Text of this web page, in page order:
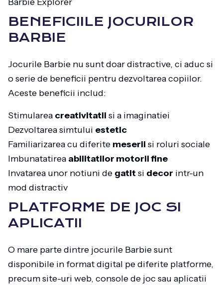
BENEFICIILE JOCURILOR
BARBIE
Jocurile Barbie nu sunt doar distractive, ci aduc si
o serie de beneficii pentru dezvoltarea copiilor.
Aceste beneficii includ:
Stimularea creativitatii si a imaginatiei
Dezvoltarea simtului estetic
Familiarizarea cu diferite meserii si roluri sociale
Imbunatatirea abilitatilor motorii fine
Invatarea unor notiuni de gatit si decor intr-un
mod distractiv
PLATFORME DE JOC SI
APLICATII
O mare parte dintre jocurile Barbie sunt
disponibile in format digital pe diferite platforme,
precum site-uri web, console de joc sau aplicatii